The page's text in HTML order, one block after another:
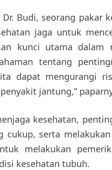
Budi, seorang pakar
jaga untuk
kunci utama dalam
tentang
dapat mengurangi
jantung,”
kesehatan,
cukup, serta
melakukan
kesehatan tubuh.